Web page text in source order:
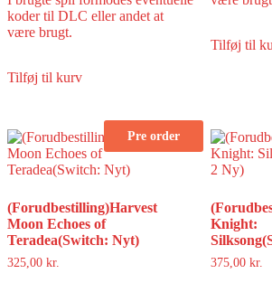
koder til DLC eller andet at
være brugt.
Tilføj til kurv
Tilføj til
Pre order
(Forudbestilling)Harvest
Moon Echoes of
Teradea(Switch: Nyt)
325,00 kr.
Knight:
375,00 kr.